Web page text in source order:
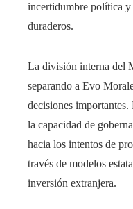
incertidumbre política y
duraderos.
La división interna del
separando a Evo
decisiones
la capacidad de
hacia los intentos de
través de modelos
inversión extranjera.